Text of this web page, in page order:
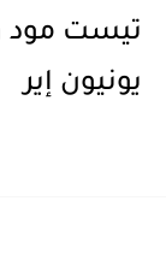
تيست مود
يونيون إير